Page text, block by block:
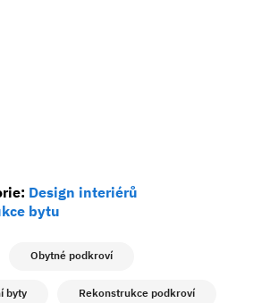
Design interiérů
bytu
Obytné podkroví
byty Rekonstrukce podkroví